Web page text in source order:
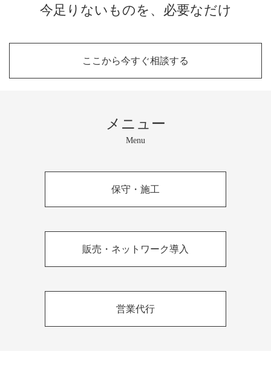
今足りないものを、必要なだけ
ここから今すぐ相談する
メニュー
Menu
保守・施工
販売・ネットワーク導入
営業代行